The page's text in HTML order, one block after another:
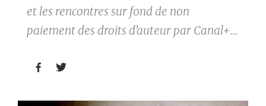
et les rencontres sur fond de non
paiement des droits d’auteur par Canal+…
 